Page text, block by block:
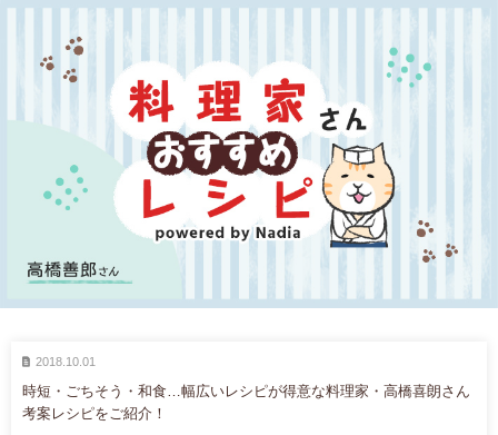
2018.10.01
時短・ごちそう・和食…幅広いレシピが得意な料理家・高橋喜朗さん
考案レシピをご紹介！